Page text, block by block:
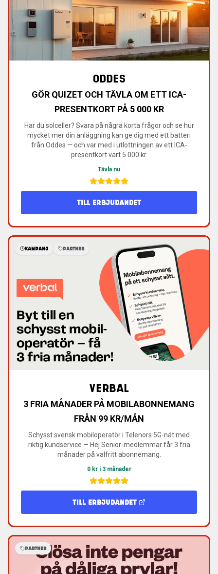
ODDES
GÖR QUIZET OCH TÄVLA OM ETT ICA-
PRESENTKORT PÅ 5 000 KR
Har du solceller? Svara på några korta frågor och se hur
mycket mer din anläggning kan ge dig med ett batteri
från Oddes — och var med i utlottningen av ett ICA-
presentkort värt 5 000 kr.
Tävla nu
TILL ERBJUDANDET
KAMPANJ PARTNER
VERBAL
3 FRIA MÅNADER PÅ MOBILABONNEMANG
FRÅN 99 KR/MÅN
Schysst svensk mobiloperatör i Telenors 5G-nät med
riktig kundservice — Hej Senior-medlemmar får 3 fria
månader på valfritt abonnemang.
0 kr i 3 månader
TILL ERBJUDANDET
PARTNER